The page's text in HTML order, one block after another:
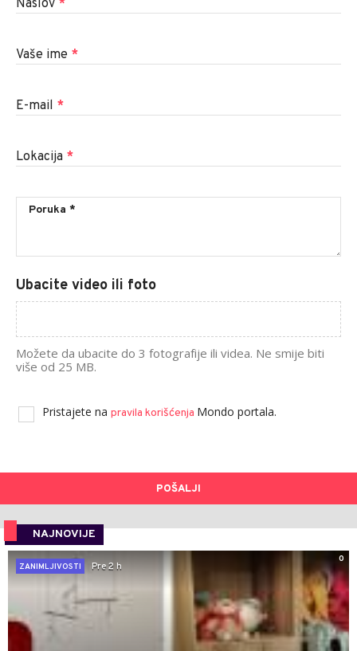
Naslov *
Vaše ime *
E-mail *
Lokacija *
Ubacite video ili foto
Možete da ubacite do 3 fotografije ili videa. Ne smije biti
više od 25 MB.
Pristajete na pravila korišćenja Mondo portala.
POŠALJI
NAJNOVIJE
0
ZANIMLJIVOSTI
Pre 2 h